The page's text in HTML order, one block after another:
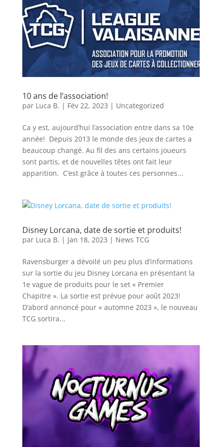
10 ans de l’association!
par Luca B. | Fév 22, 2023 | Uncategorized
Ca y est, aujourd’hui l’association entre dans sa 10e
année! Depuis 2013 le monde des jeux de cartes a
beaucoup changé. Au fil des ans certains joueurs
sont partis, et de nouvelles têtes ont fait leur
apparition. C’est grâce à toutes ces personnes...
Disney Lorcana, date de sortie et produits!
par Luca B. | Jan 18, 2023 | News TCG
Ravensburger a dévoilé un peu plus d’informations
sur la sortie du jeu Disney Lorcana en présentant la
1e vague de produits pour le set « Premier
Chapitre ». La sortie est prévue pour août 2023!
D’abord annoncé pour « automne 2023 », le nouveau
TCG sortira...